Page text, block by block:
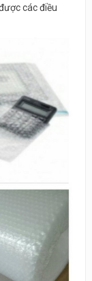
các điều